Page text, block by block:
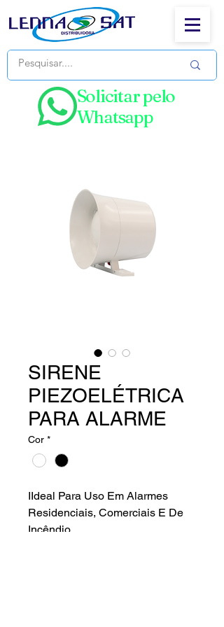
Solicitar pelo
Whatsapp
SIRENE
PIEZOELÉTRICA
PARA ALARME
Cor *
IIdeal Para Uso Em Alarmes
Residenciais, Comerciais E De
Incêndio